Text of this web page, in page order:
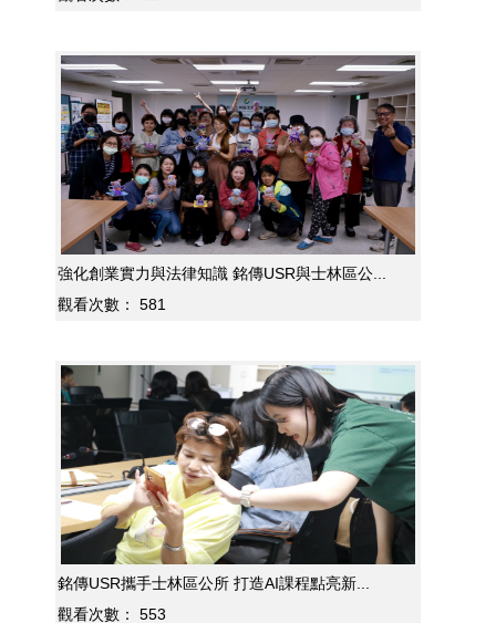
強化創業實力與法律知識 銘傳USR與士林區公...
觀看次數：
581
銘傳USR攜手士林區公所 打造AI課程點亮新...
觀看次數：
553